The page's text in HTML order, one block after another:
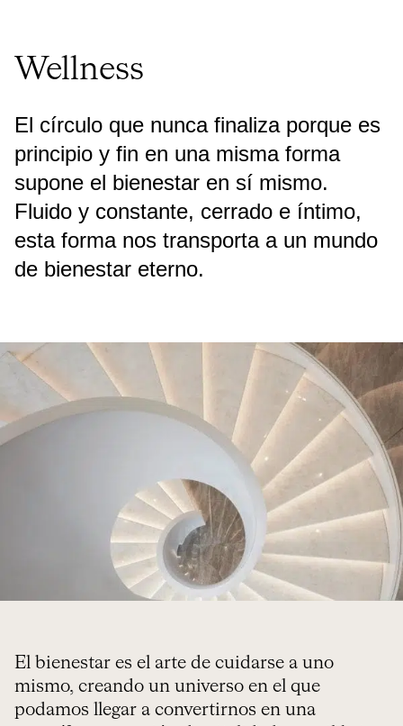
Wellness
El círculo que nunca finaliza porque es
principio y fin en una misma forma
supone el bienestar en sí mismo.
Fluido y constante, cerrado e íntimo,
esta forma nos transporta a un mundo
de bienestar eterno.
El bienestar es el arte de cuidarse a uno
mismo, creando un universo en el que
podamos llegar a convertirnos en una